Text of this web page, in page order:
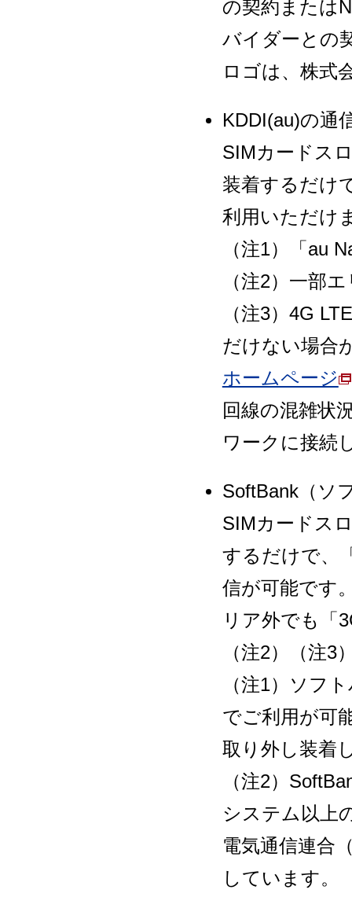
の契約または
バイダーとの
ロゴは、株式
KDDI(au)の通
SIMカードス
装着するだけ
利用いただけ
（注1）「au
（注2）一部
（注3）4G
だけない場合
ホームページ
回線の混雑状
ワークに接続
SoftBank（ソ
SIMカードス
するだけで、
信が可能です
リア外でも「
（注2）（注3
（注1）ソフ
でご利用が可
取り外し装着
（注2）
システム以上
電気通信連合
しています。